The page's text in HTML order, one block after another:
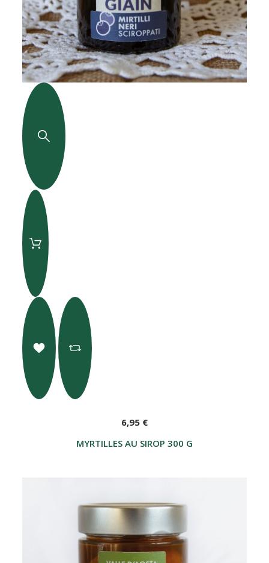
MYRTILLES AU SIROP 300 G
6,95 €